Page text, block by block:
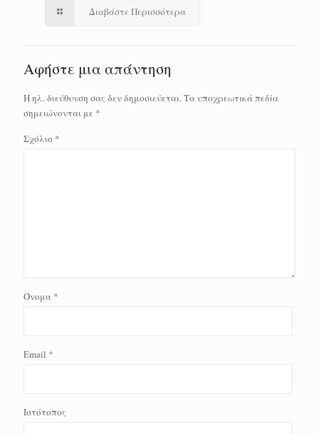
Διαβάστε Περισσότερα
Αφήστε μια απάντηση
Η ηλ. διεύθυνση σας δεν δημοσιεύεται.Τα υποχρεωτικά πεδία
σημειώνονται με *
Σχόλιο *
Όνομα *
Email *
Ιστότοπος